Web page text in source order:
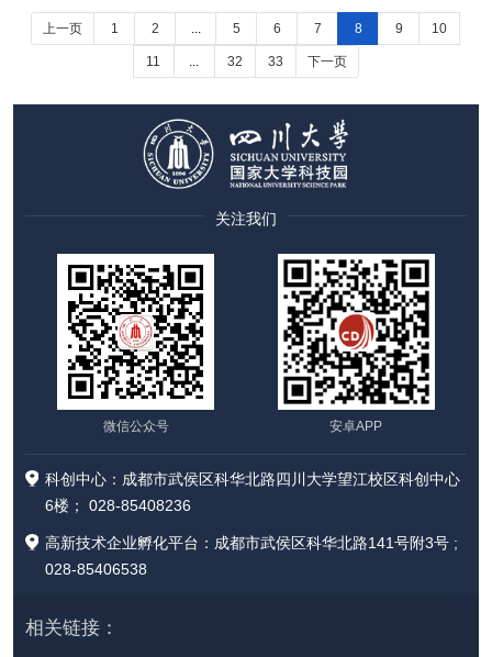
上一页 1 2 ... 5 6 7 8 9 10
11 ... 32 33 下一页
关注我们
微信公众号 安卓APP
科创中心：成都市武侯区科华北路四川大学望江校区科创中心
6楼； 028-85408236
高新技术企业孵化平台：成都市武侯区科华北路141号附3号 ;
028-85406538
相关链接：